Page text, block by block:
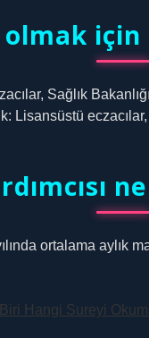
olmak için
Sağlık
Lisansüstü
ortalama aylık
Hangi Sureyi